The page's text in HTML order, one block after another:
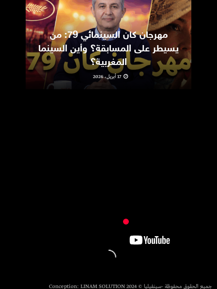
مهرجان كان السينمائي 79: من
يسيطر على المسابقة؟ وأين السينما
المغربية؟
17 أبريل، 2026
جميع الحقوق محفوظة -سينفيليا © 2024 Conception: LINAM SOLUTION